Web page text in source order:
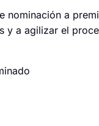
nominación a
y a agilizar el